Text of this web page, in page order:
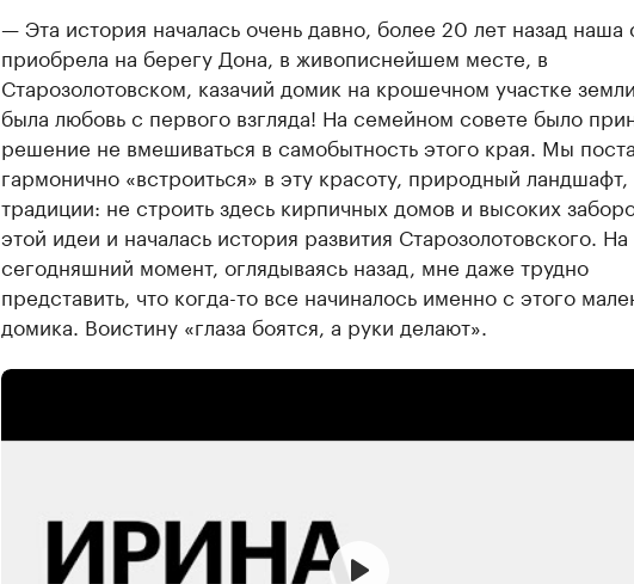
— Эта история началась очень давно, более 20 лет назад наша
приобрела на берегу Дона, в живописнейшем месте, в
Старозолотовском, казачий домик на крошечном участке
была любовь с первого взгляда! На семейном совете было
решение не вмешиваться в самобытность этого края. Мы
гармонично «встроиться» в эту красоту, природный ландшафт,
традиции: не строить здесь кирпичных домов и высоких
этой идеи и началась история развития Старозолотовского. На
сегодняшний момент, оглядываясь назад, мне даже трудно
представить, что когда-то все начиналось именно с этого
домика. Воистину «глаза боятся, а руки делают».